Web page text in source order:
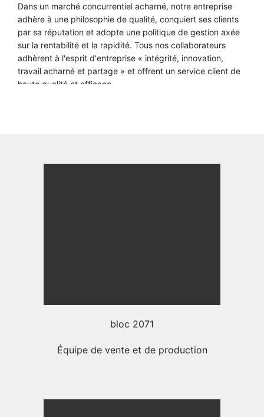
Dans un marché concurrentiel acharné, notre entreprise
adhère à une philosophie de qualité, conquiert ses clients
par sa réputation et adopte une politique de gestion axée
sur la rentabilité et la rapidité. Tous nos collaborateurs
adhèrent à l'esprit d'entreprise « intégrité, innovation,
travail acharné et partage » et offrent un service client de
haute qualité et efficace.
bloc 2071
Équipe de vente et de production